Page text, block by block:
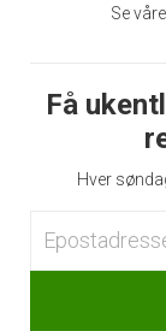
Se
Få
Hver